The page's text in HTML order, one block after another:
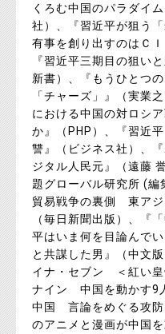
くろむ中国のパラダイ
社）、『習近平が狙う
有事を創り出すのはＣ
『習近平三期目の狙い
新書）、『もうひとつ
「チャーズ」』（実業
における中国の対ロシ
か』（PHP）、『習近
讐』（ビジネス社）、
ジタル人民元』（遠藤
題グローバル研究所 (編
貿易戦争の裏側 東アジ
（毎日新聞出版）、『
平はいま何を目論んで
と共謀した男』（中文
イナ・セブン ＜紅い皇
ナイン 中国を動かす9
中国 言論をめぐる攻
のアニメと漫画が中国